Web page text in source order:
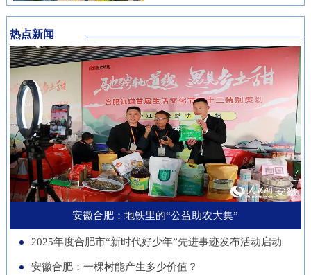
面的扎实成效。近年来，邮储银
行安徽省分行始终将清廉金融文
化建设摆在重要位置，通过常态
化教育、制度完善与持续宣传，
推动廉洁理念内化于心、外化于
行。在开展正面宣传教育的同
时，该行也注重警示教育，特别
是面向党员领导干部开展“以案
示警、以案为戒、以案促改”专
题教育，着力构建“不敢腐、不
能腐、不想腐”的长效机制，引
系。在本届进博会上，来自安徽
的科技企业带来多件实物展品在
中国馆展出，此外，淮南、池州
等地市的老字号、非遗项目也展
示安徽丰富的文化底蕴。进博八
年，安徽从一个“采购者”，努力
成为“战略合作者”，合作模式也
从单纯的“买产品”向“引技术、
促升级”深化。今年安徽交易团
负责组织新兴产业相关单位参会
招商。这一切都服务于一个更精
准的目标：通过进博会，赋能安
林，从各自为战到联农共富，安
色变革，在守护江淮生态屏障的
同时，蹚出了一条生态效益、经
济效益、社会效益共赢的新路
径。作为全国林业大省，安徽现
有国有林场100个，经营总面积
超400万亩。近年来，安徽深入
贯彻落实习近平生态文明思想，
以国有林场改革为契机，通过创
新经营模式、拓展产业维度、深
化联农机制，让昔日“只守青山
局城市，合肥正在着力打造低空
经济“前沿阵地”。合肥大学“智
慧交通”团队正在基础理论、关
键核心技术、人才队伍、产业发
展等方面全面发力，着力支撑合
肥打造综合交通枢纽科技力量。
近年来，合肥大学智能建造与交
通学院积极布局低空交通发展新
赛道，打造安徽省智慧交通大数
据分析与应用工程实验室等学科
交叉创新平台，联合头部企业开
展低空物流、城市应急等多应用
场景技术攻关。2025年，团
热点新闻
安徽合肥：地铁里的“公益助农大集”
2025年度合肥市“新时代好少年”先进事迹发布活动启动
安徽合肥：一棵树能产生多少价值？